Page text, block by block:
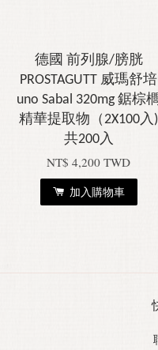
德國 前列腺/膀胱
PROSTAGUTT 威瑪舒培
uno Sabal 320mg 鋸棕櫚
精華提取物（2X100入)
共200入
NT$ 4,200 TWD
加入購物車